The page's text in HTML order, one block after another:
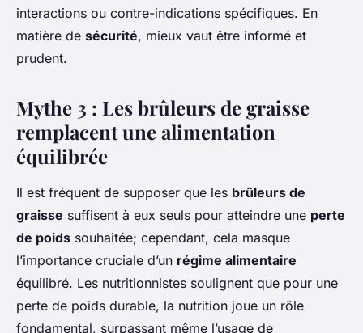
interactions ou contre-indications spécifiques. En
matière de sécurité, mieux vaut être informé et
prudent.
Mythe 3 : Les brûleurs de graisse
remplacent une alimentation
équilibrée
Il est fréquent de supposer que les brûleurs de
graisse suffisent à eux seuls pour atteindre une perte
de poids souhaitée; cependant, cela masque
l’importance cruciale d’un régime alimentaire
équilibré. Les nutritionnistes soulignent que pour une
perte de poids durable, la nutrition joue un rôle
fondamental, surpassant même l’usage de